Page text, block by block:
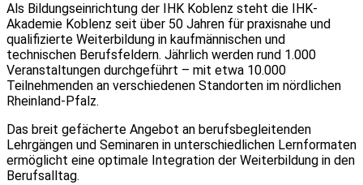
Als Bildungseinrichtung der IHK Koblenz steht die IHK-
Akademie Koblenz seit über 50 Jahren für praxisnahe und
qualifizierte Weiterbildung in kaufmännischen und
technischen Berufsfeldern. Jährlich werden rund 1.000
Veranstaltungen durchgeführt – mit etwa 10.000
Teilnehmenden an verschiedenen Standorten im nördlichen
Rheinland-Pfalz.
Das breit gefächerte Angebot an berufsbegleitenden
Lehrgängen und Seminaren in unterschiedlichen Lernformaten
ermöglicht eine optimale Integration der Weiterbildung in den
Berufsalltag.